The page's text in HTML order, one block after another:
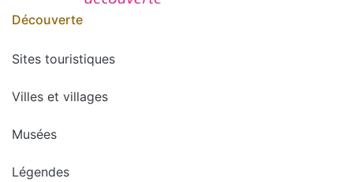
Découverte
Sites touristiques
Villes et villages
Musées
Légendes